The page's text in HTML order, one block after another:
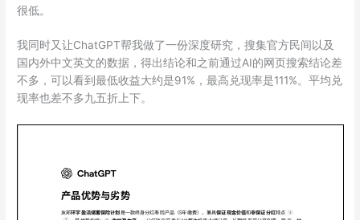
很低。
我同时又让ChatGPT帮我做了一份深度研究，搜集官方民间以及
国内外中文英文的数据，得出结论和之前通过AI的网页搜索结论差
不多，可以看到最低收益大约是91%，最高兑现率是111%。平均兑
现率也差不多九五折上下。